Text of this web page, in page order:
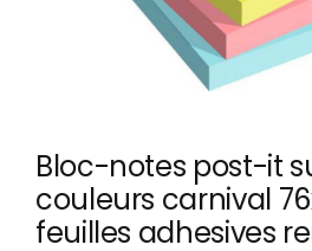
Bloc-notes post-it
couleurs carnival
feuilles adhesives